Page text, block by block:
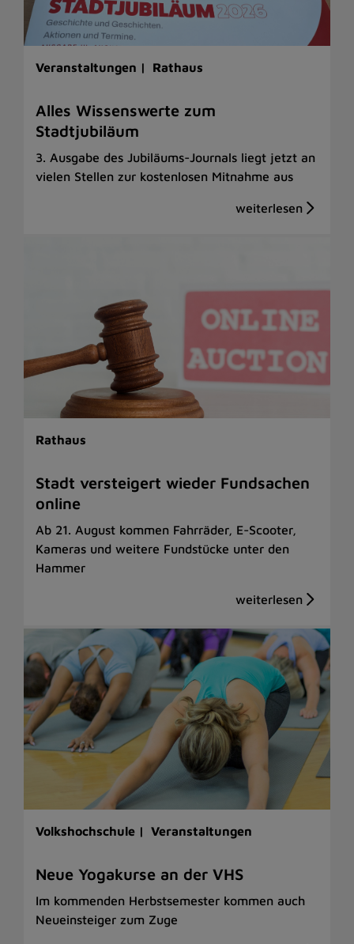
Veranstaltungen | Rathaus
Alles Wissenswerte zum
Stadtjubiläum
3. Ausgabe des Jubiläums-Journals liegt jetzt an
vielen Stellen zur kostenlosen Mitnahme aus
Rathaus
Stadt versteigert wieder Fundsachen
online
Ab 21. August kommen Fahrräder, E-Scooter,
Kameras und weitere Fundstücke unter den
Hammer
Volkshochschule | Veranstaltungen
Neue Yogakurse an der VHS
Im kommenden Herbstsemester kommen auch
Neueinsteiger zum Zuge